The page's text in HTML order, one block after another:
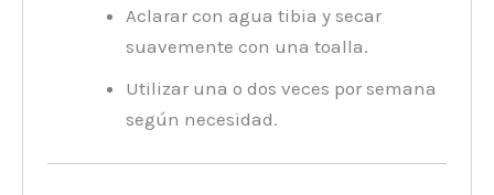
Aclarar con agua tibia y secar
suavemente con una toalla.
Utilizar una o dos veces por semana
según necesidad.